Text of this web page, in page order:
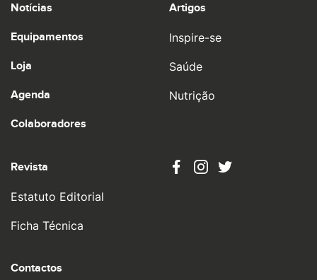
Notícias
Equipamentos
Loja
Agenda
Colaboradores
Artigos
Inspire-se
Saúde
Nutrição
Revista
Estatuto Editorial
Ficha Técnica
Contactos